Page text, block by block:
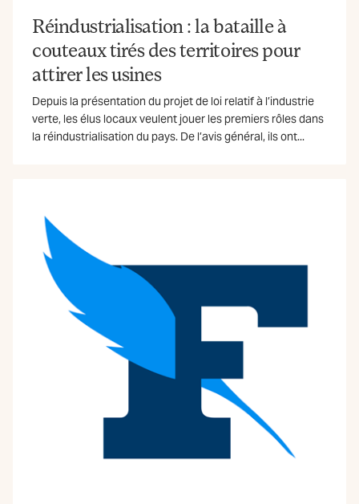
Réindustrialisation : la bataille à
couteaux tirés des territoires pour
attirer les usines
Depuis la présentation du projet de loi relatif à l’industrie
verte, les élus locaux veulent jouer les premiers rôles dans
la réindustrialisation du pays. De l’avis général, ils ont...